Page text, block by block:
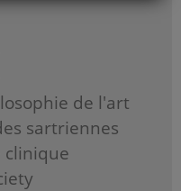
de l'art
sartriennes
clinique